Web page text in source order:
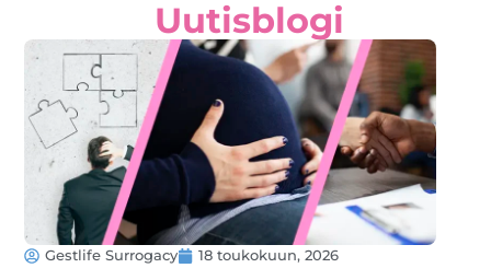
Uutisblogi
Gestlife Surrogacy 18 toukokuun, 2026